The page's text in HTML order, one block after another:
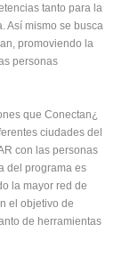
tanto para la
Así mismo se busca
promoviendo la
personas
que Conectan¿
ciudades del
con las personas
del programa es
la mayor red de
el objetivo de
de herramientas